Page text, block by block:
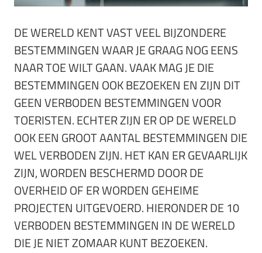
DE WERELD KENT VAST VEEL BIJZONDERE
BESTEMMINGEN WAAR JE GRAAG NOG EENS
NAAR TOE WILT GAAN. VAAK MAG JE DIE
BESTEMMINGEN OOK BEZOEKEN EN ZIJN DIT
GEEN VERBODEN BESTEMMINGEN VOOR
TOERISTEN. ECHTER ZIJN ER OP DE WERELD
OOK EEN GROOT AANTAL BESTEMMINGEN DIE
WEL VERBODEN ZIJN. HET KAN ER GEVAARLIJK
ZIJN, WORDEN BESCHERMD DOOR DE
OVERHEID OF ER WORDEN GEHEIME
PROJECTEN UITGEVOERD. HIERONDER DE 10
VERBODEN BESTEMMINGEN IN DE WERELD
DIE JE NIET ZOMAAR KUNT BEZOEKEN.